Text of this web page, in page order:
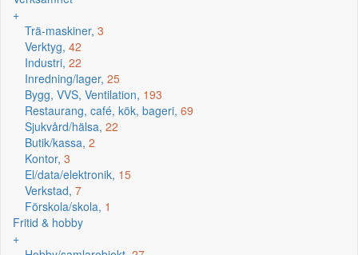
+
Trä-maskiner, 3
Verktyg, 42
Industri, 22
Inredning/lager, 25
Bygg, VVS, Ventilation, 193
Restaurang, café, kök, bageri, 69
Sjukvård/hälsa, 22
Butik/kassa, 2
Kontor, 3
El/data/elektronik, 15
Verkstad, 7
Förskola/skola, 1
Fritid & hobby
+